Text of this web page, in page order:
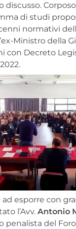
discusso.
di studi
normativi
Ministro della
con Decreto
ad esporre con
l’Avv. Antonio
penalista del